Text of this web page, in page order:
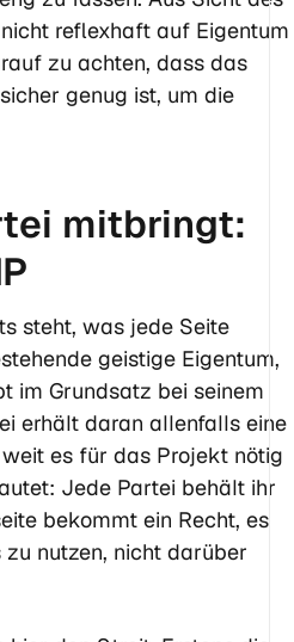
reflexhaft auf Eigentum
zu achten, dass das
genug ist, um die
mitbringt:
steht, was jede Seite
geistige Eigentum,
im Grundsatz bei seinem
erhält daran allenfalls eine
es für das Projekt nötig
Jede Partei behält ihr
bekommt ein Recht, es
nutzen, nicht darüber